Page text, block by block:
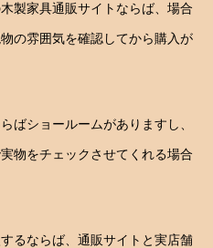
製家具通販サイトならば、場合
の雰囲気を確認してから購入が
ばショールームがありますし、
物をチェックさせてくれる場合
るならば、通販サイトと実店舗